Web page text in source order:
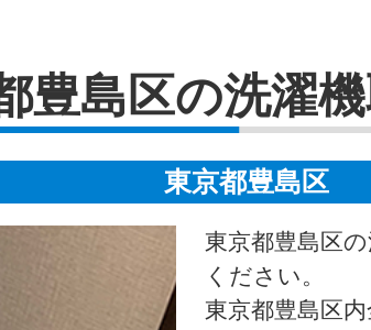
豊島区の洗濯
東京都豊島区
東京都豊島区
ください。
東京都豊島区